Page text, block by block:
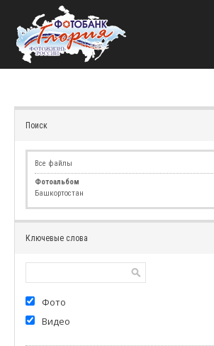
Поиск
Все файлы
Фотоальбом
Башкортостан
Ключевые слова
Фото
Видео